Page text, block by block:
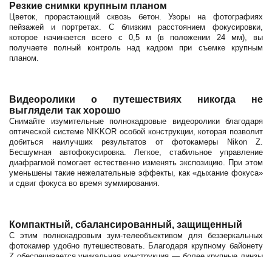
Резкие снимки крупным планом
Цветок, прорастающий сквозь бетон. Узоры на фотографиях
пейзажей и портретах. С близким расстоянием фокусировки,
которое начинается всего с 0,5 м (в положении 24 мм), вы
получаете полный контроль над кадром при съемке крупным
планом.
Видеоролики о путешествиях никогда не
выглядели так хорошо
Снимайте изумительные полнокадровые видеоролики благодаря
оптической системе NIKKOR особой конструкции, которая позволит
добиться наилучших результатов от фотокамеры Nikon Z.
Бесшумная автофокусировка. Легкое, стабильное управление
диафрагмой помогает естественно изменять экспозицию. При этом
уменьшены такие нежелательные эффекты, как «дыхание фокуса»
и сдвиг фокуса во время зуммирования.
Компактный, сбалансированный, защищенный
С этим полнокадровым зум-телеобъективом для беззеркальных
фотокамер удобно путешествовать. Благодаря крупному байонету